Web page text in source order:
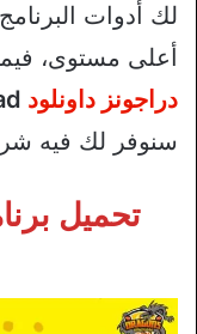
لك أدوات
أعلى مستوى،
دراجونز داونلود
سنوفر لك فيه
تحميل